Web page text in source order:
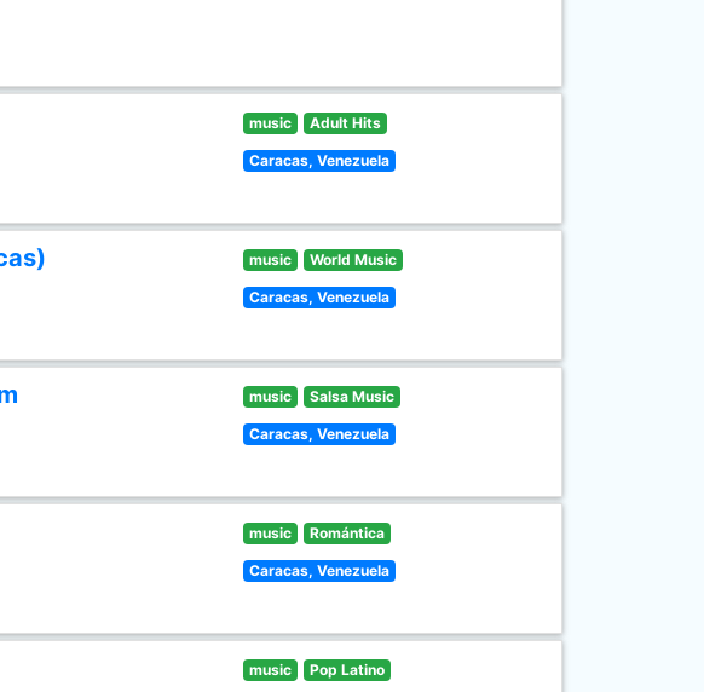
music Adult Hits
Caracas, Venezuela
music World Music
Caracas, Venezuela
music Salsa Music
Caracas, Venezuela
music Romántica
Caracas, Venezuela
music Pop Latino